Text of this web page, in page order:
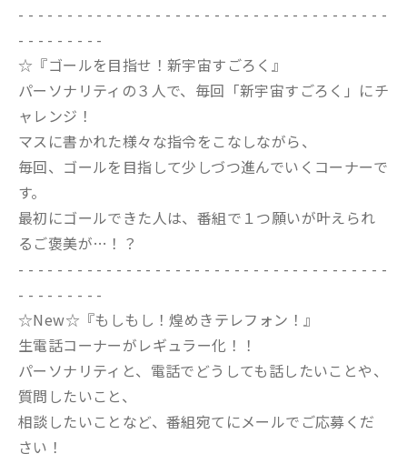
- - - - - - - - - - - - - - - - - - - - - - - - - - - - - - - - - - - - - -
- - - - - - - - -
☆『ゴールを目指せ！新宇宙すごろく』
パーソナリティの３人で、毎回「新宇宙すごろく」にチ
ャレンジ！
マスに書かれた様々な指令をこなしながら、
毎回、ゴールを目指して少しづつ進んでいくコーナーで
す。
最初にゴールできた人は、番組で１つ願いが叶えられ
るご褒美が…！？
- - - - - - - - - - - - - - - - - - - - - - - - - - - - - - - - - - - - - -
- - - - - - - - -
☆New☆『もしもし！煌めきテレフォン！』
生電話コーナーがレギュラー化！！
パーソナリティと、電話でどうしても話したいことや、
質問したいこと、
相談したいことなど、番組宛てにメールでご応募くだ
さい！